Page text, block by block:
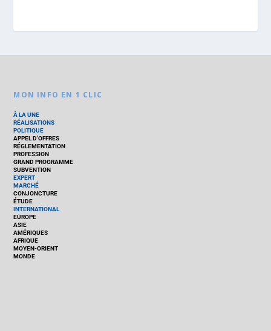
MON INFO EN 1 CLIC
À LA UNE
RÉALISATIONS
POLITIQUE
APPEL D’OFFRES
RÉGLEMENTATION
PROFESSION
GRAND PROGRAMME
SUBVENTION
EXPERT
MARCHÉ
CONJONCTURE
ÉTUDE
INTERNATIONAL
EUROPE
ASIE
AMÉRIQUES
AFRIQUE
MOYEN-ORIENT
MONDE